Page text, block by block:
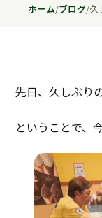
ホーム/ブログ/久
先日、久しぶり
ということで、